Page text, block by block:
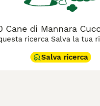
Cane di Mannara
ricerca Salva la tua
Salva ricerca